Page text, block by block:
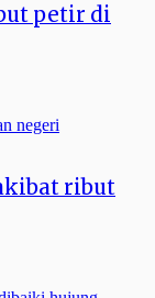
petir di
ribut